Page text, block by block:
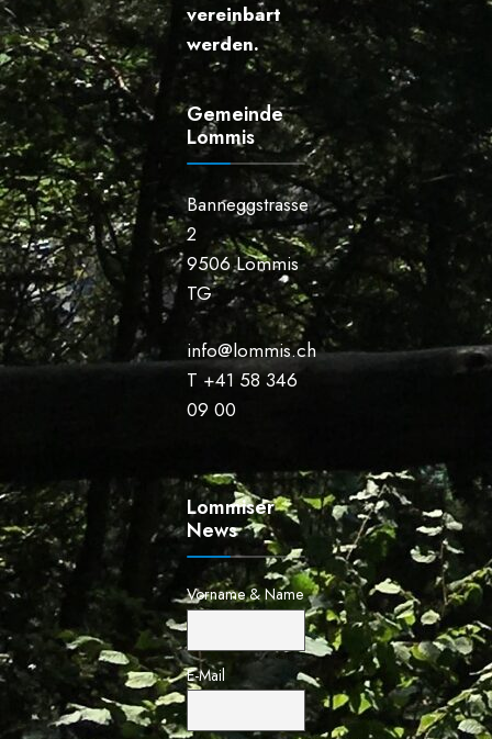
vereinbart
werden.
Gemeinde
Lommis
Banneggstrasse
2
9506 Lommis
TG
info@lommis.ch
T +41 58 346
09 00
Lommiser
News
Vorname & Name
E-Mail